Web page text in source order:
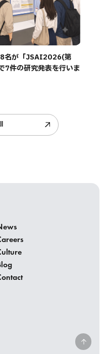
8名が「JSAI2026(第
7件の研究発表を行いま